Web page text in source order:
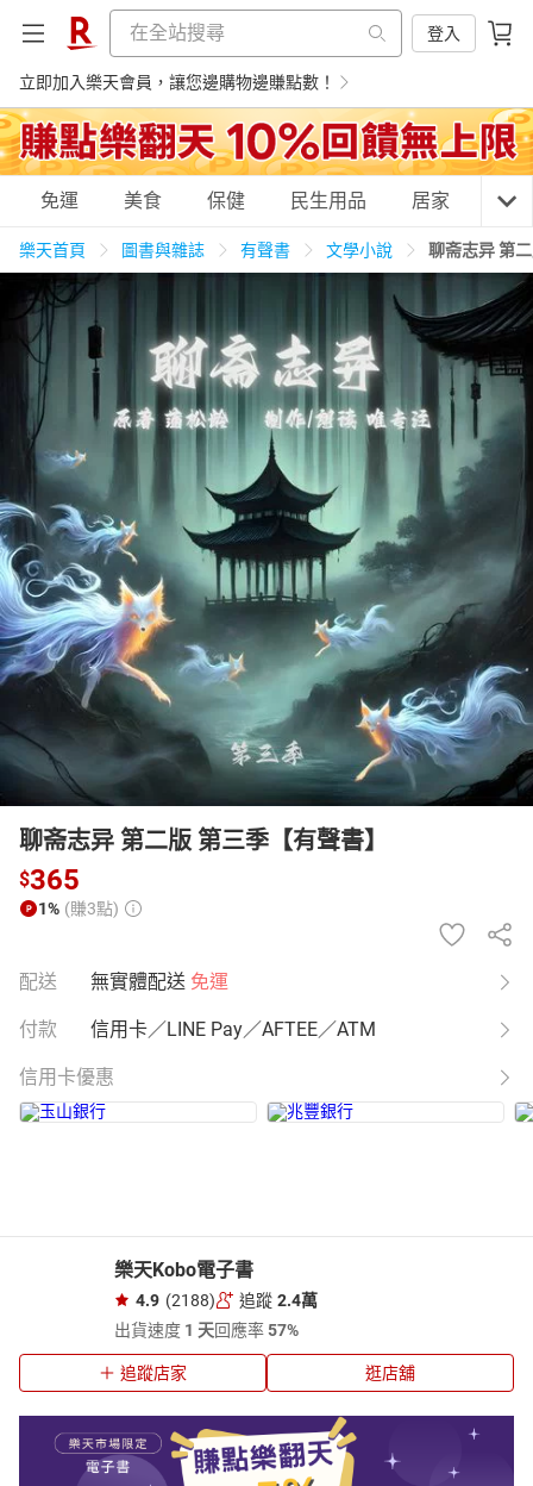
登入
立即加入樂天會員，讓您邊購物邊賺點數！
購物網分類
天天免運 民生用品
居家生活 3C家電 運動休閒 親子玩具
女裝 男裝 化妝保養 情趣用品
日本購物 電子/紙本書
HOT
免運 美食 保健 民生用品 居家 3C
樂天首頁 圖書與雜誌 有聲書 文學小說 聊斋志异 第
聊斋志异 第二版 第三季【有聲書】
$365
1% (賺3點)
配送 無實體配送 免運
付款 信用卡／LINE Pay／AFTEE／ATM
信用卡優惠
樂天Kobo電子書
4.9 (2188) 追蹤 2.4萬
出貨速度 1 天回應率57%
追蹤店家 逛店舖